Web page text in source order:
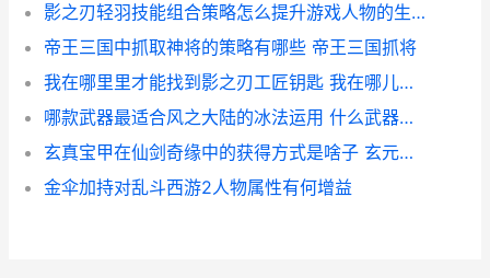
影之刃轻羽技能组合策略怎么提升游戏人物的生存能力 影之刃1角色轻羽技能表
帝王三国中抓取神将的策略有哪些 帝王三国抓将
我在哪里里才能找到影之刃工匠钥匙 我在哪儿能找到它用英语怎么说
哪款武器最适合风之大陆的冰法运用 什么武器厉害
玄真宝甲在仙剑奇缘中的获得方式是啥子 玄元剑仙仙宝殿真诀几本
金伞加持对乱斗西游2人物属性有何增益